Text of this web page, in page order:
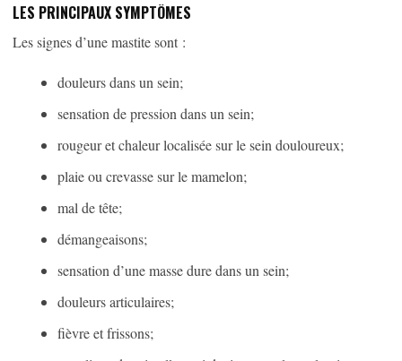
LES PRINCIPAUX SYMPTÔMES
Les signes d’une mastite sont :
douleurs dans un sein;
sensation de pression dans un sein;
rougeur et chaleur localisée sur le sein douloureux;
plaie ou crevasse sur le mamelon;
mal de tête;
démangeaisons;
sensation d’une masse dure dans un sein;
douleurs articulaires;
fièvre et frissons;